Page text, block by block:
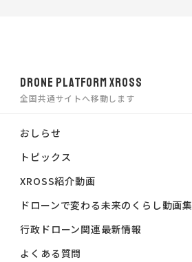
DRONE PLATFORM XROSS
全国共通サイトへ移動します
おしらせ
トピックス
XROSS紹介動画
ドローンで変わる未来のくらし動画集
行政ドローン関連最新情報
よくある質問